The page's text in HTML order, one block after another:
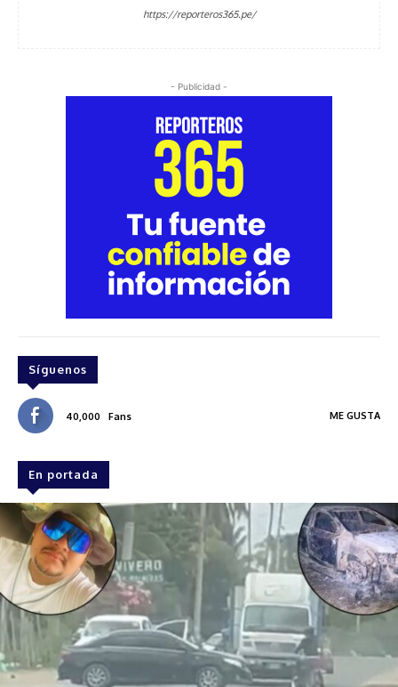
https://reporteros365.pe/
- Publicidad -
Síguenos
40,000 Fans ME GUSTA
En portada